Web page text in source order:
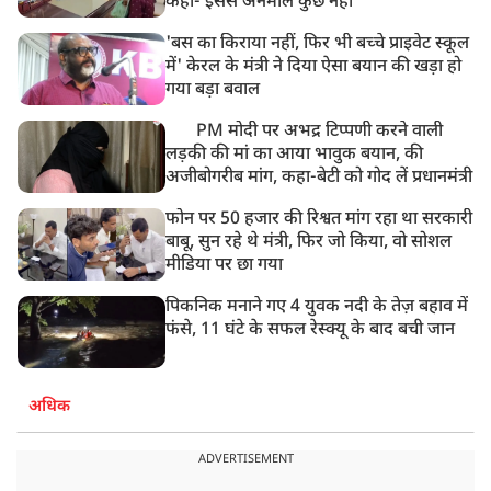
'बस का किराया नहीं, फिर भी बच्चे प्राइवेट स्कूल
में' केरल के मंत्री ने दिया ऐसा बयान की खड़ा हो
गया बड़ा बवाल
PM मोदी पर अभद्र टिप्पणी करने वाली
लड़की की मां का आया भावुक बयान, की
अजीबोगरीब मांग, कहा-बेटी को गोद लें प्रधानमंत्री
फोन पर 50 हजार की रिश्वत मांग रहा था सरकारी
बाबू, सुन रहे थे मंत्री, फिर जो किया, वो सोशल
मीडिया पर छा गया
पिकनिक मनाने गए 4 युवक नदी के तेज़ बहाव में
फंसे, 11 घंटे के सफल रेस्क्यू के बाद बची जान
अधिक
ADVERTISEMENT